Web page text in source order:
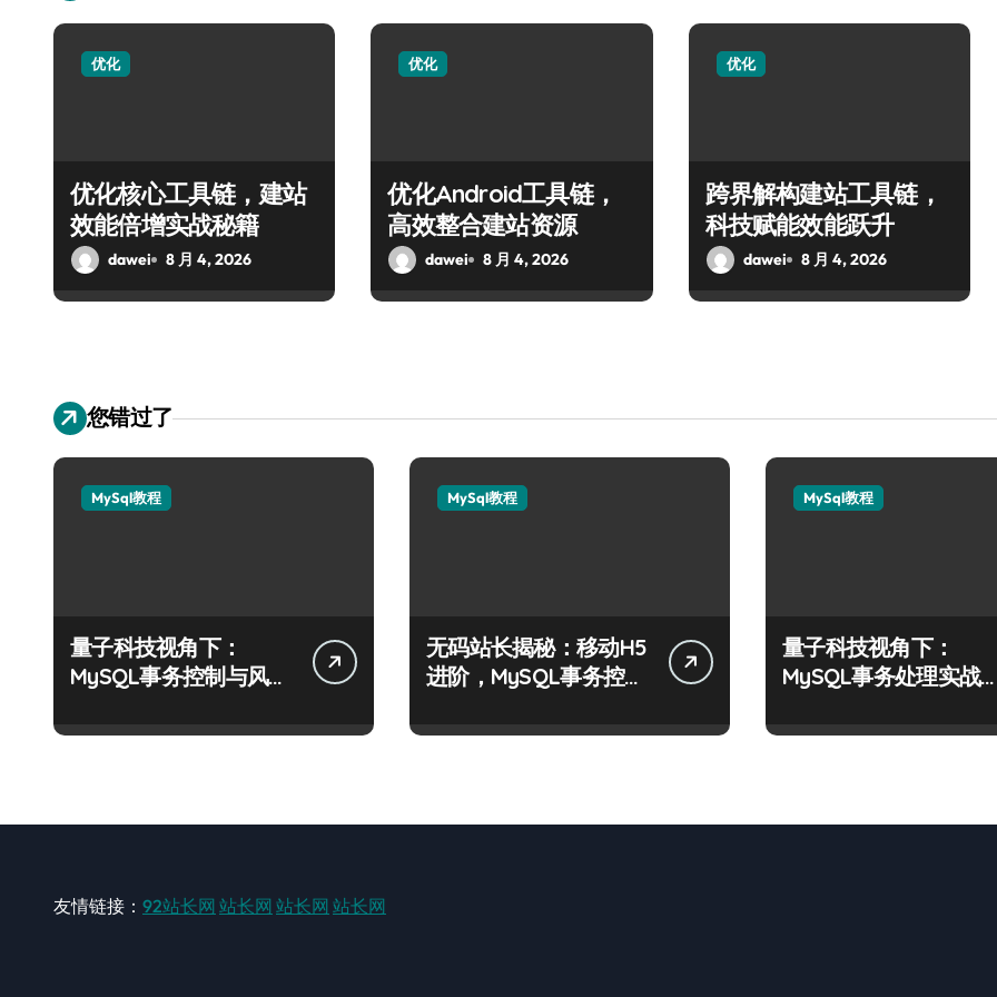
优化
优化核心工具链，建站
效能倍增实战秘籍
dawei 8 月 4, 2026
优化
优化Android工具链，
高效整合建站资源
dawei 8 月 4, 2026
优化
跨界解构建站工具链，
科技赋能效能跃升
dawei 8 月 4, 2026
您错过了
MySql教程
量子科技视角下：
MySQL事务控制与风控
MySql教程
无码站长揭秘：移动H5
进阶，MySQL事务控制
MySql教程
量子科技视角下：
MySQL事务处理实战精
友情链接： 92站长网 站长网 站长网 站长网